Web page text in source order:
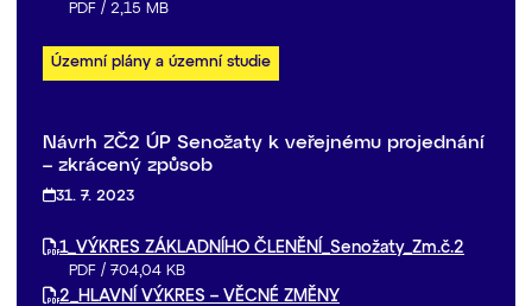
PDF / 2,15 MB
Územní plány a územní studie
Návrh ZČ2 ÚP Senožaty k veřejnému projednání
– zkrácený způsob
31. 7. 2023
1_VÝKRES ZÁKLADNÍHO ČLENĚNÍ_Senožaty_Zm.č.2
PDF / 704,04 KB
2_HLAVNÍ VÝKRES – VĚCNÉ ZMĚNY